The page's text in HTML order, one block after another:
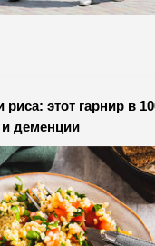
этот гарнир в
и деменции